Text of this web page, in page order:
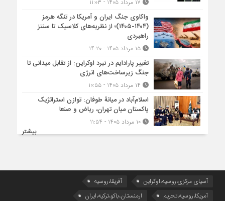
واکاوی جنگ ایران و آمریکا در تنگه هرمز
(۱۴۰۴-۱۴۰۵)؛ از نظریه‌های کلاسیک تا سنتز
راهبردی
۱۵ مرداد ۱۴۰۵ - ۱۴:۲۰
تغییر پارادایم در نبرد اوکراین: از تقابل میدانی تا
جنگ زیرساخت‌های انرژی
اسلام‌آباد در میانۀ طوفان: توازن استراتژیک
پاکستان میان تهران، ریاض و صنعا
۱۰ مرداد ۱۴۰۵ - ۱۱:۵۴
بیشتر
آسیای مرکزی،روسیه،اوکراین
آفریقا،روسیه
آمریکا،روسیه،تحریم
ارمنستان،باکو،ترکیه،ایران